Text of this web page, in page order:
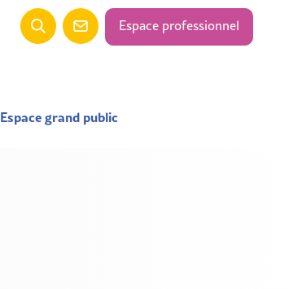
Espace professionnel
Espace grand public